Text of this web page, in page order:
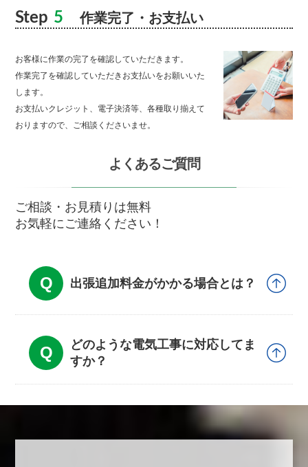
Step 5 作業完了・お支払い
お客様に作業の完了を確認していただきます。
作業完了を確認していただきお支払いをお願いいた
します。
お支払いクレジット、電子決済等、各種取り揃えて
おりますので、ご相談くださいませ。
よくあるご質問
ご相談・お見積りは無料
お気軽にご連絡ください！
出張追加料金がかかる場合とは？
どのような電気工事に対応してま
すか？